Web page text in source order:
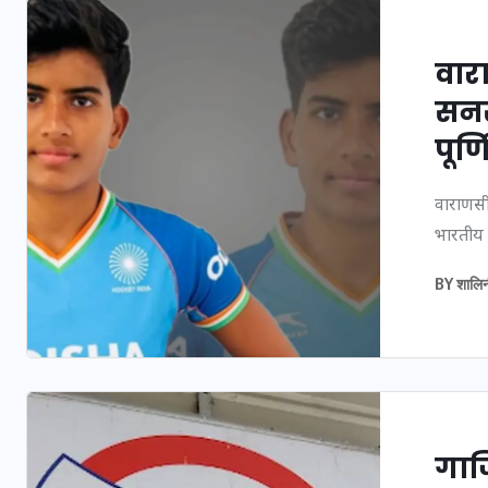
BY
UPSSSC Lekhpal
Recruitment 2025:
लेखपाल के पदों पर
भर्ती का विज्ञापन
कब से शुरू होंगे